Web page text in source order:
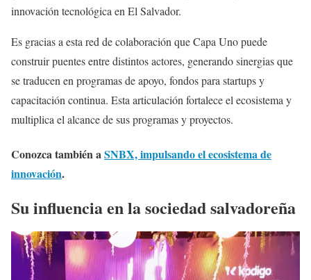
innovación tecnológica en El Salvador.
Es gracias a esta red de colaboración que Capa Uno puede
construir puentes entre distintos actores, generando sinergias que
se traducen en programas de apoyo, fondos para startups y
capacitación continua. Esta articulación fortalece el ecosistema y
multiplica el alcance de sus programas y proyectos.
Conozca también aSNBX, impulsando el ecosistema de
innovación.
Su influencia en la sociedad salvadoreña